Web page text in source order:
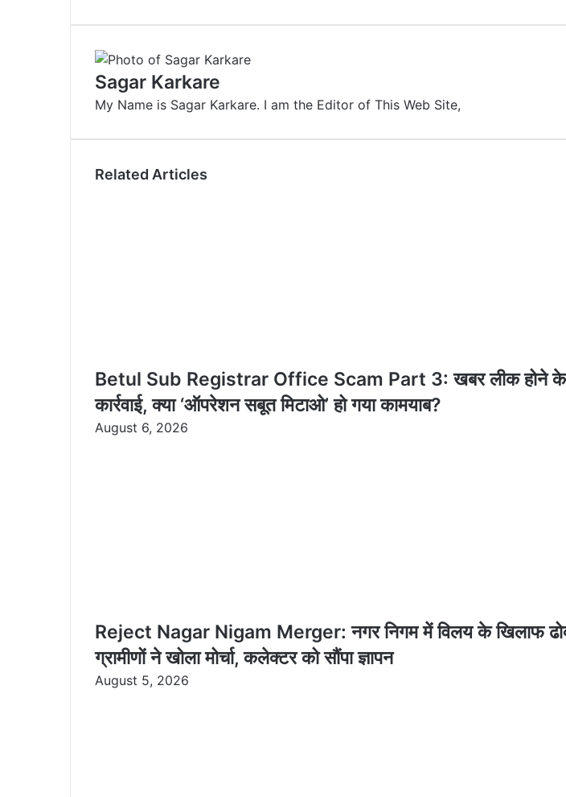
n
e
d
I
m
l
r
n
e
r
e
t
d
i
t
o
a
k
e
a
e
v
i
E
a
i
t
Sagar Karkare
My Name is Sagar Karkare. I am the Editor of This Web Site,
Related Articles
Betul Sub Registrar Office Scam Part 3: खबर लीक होने के
कार्रवाई, क्या ‘ऑपरेशन सबूत मिटाओ’ हो गया कामयाब?
August 6, 2026
Reject Nagar Nigam Merger: नगर निगम में विलय के खिलाफ
ग्रामीणों ने खोला मोर्चा, कलेक्टर को सौंपा ज्ञापन
August 5, 2026